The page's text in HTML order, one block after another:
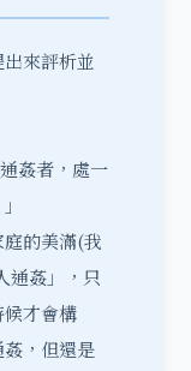
來評析並
姦者，處一
的美滿(我
通姦」，只
才會構
，但還是